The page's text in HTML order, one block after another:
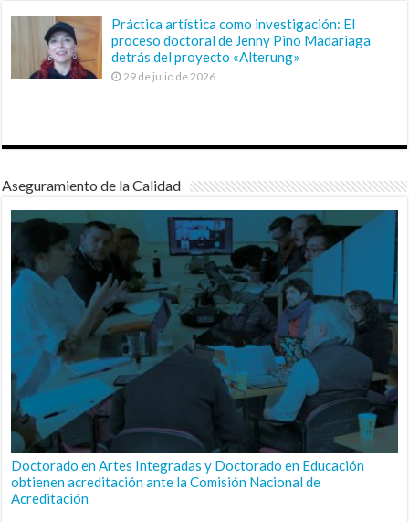
Práctica artística como investigación: El
proceso doctoral de Jenny Pino Madariaga
detrás del proyecto «Alterung»
29 de julio de 2026
Aseguramiento de la Calidad
Doctorado en Artes Integradas y Doctorado en Educación
obtienen acreditación ante la Comisión Nacional de
Acreditación